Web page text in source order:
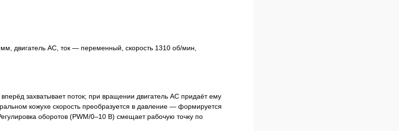
двигатель AC, ток — переменный, скорость 1310 об/мин,
захватывает поток; при вращении двигатель AC придаёт ему
кожухе скорость преобразуется в давление — формируется
оборотов (PWM/0–10 В) смещает рабочую точку по